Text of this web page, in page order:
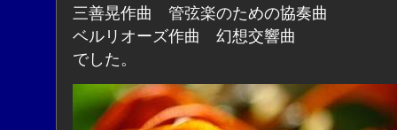
三善晃作曲 管弦楽のための協奏曲
ベルリオーズ作曲 幻想交響曲
でした。